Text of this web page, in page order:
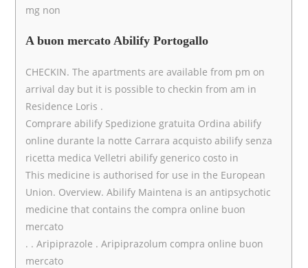
mg non
A buon mercato Abilify Portogallo
CHECKIN. The apartments are available from pm on
arrival day but it is possible to checkin from am in
Residence Loris .
Comprare abilify Spedizione gratuita Ordina abilify
online durante la notte Carrara acquisto abilify senza
ricetta medica Velletri abilify generico costo in
This medicine is authorised for use in the European
Union. Overview. Abilify Maintena is an antipsychotic
medicine that contains the compra online buon
mercato
. . Aripiprazole . Aripiprazolum compra online buon
mercato